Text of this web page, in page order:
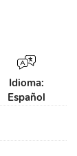
Idioma:
Español